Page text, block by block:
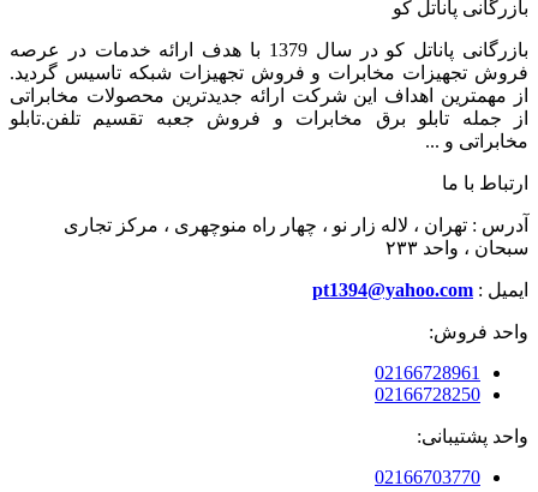
بازرگانی پاناتل کو
بازرگانی پاناتل کو در سال 1379 با هدف ارائه خدمات در عرصه
فروش تجهیزات مخابرات و فروش تجهیزات شبکه تاسیس گردید.
از مهمترین اهداف این شرکت ارائه جدیدترین محصولات مخابراتی
از جمله تابلو برق مخابرات و فروش جعبه تقسیم تلفن.تابلو
مخابراتی و ...
ارتباط با ما
آدرس : تهران ، لاله زار نو ، چهار راه منوچهری ، مرکز تجاری
سبحان ، واحد ۲۳۳
ایمیل : pt1394@yahoo.com
واحد فروش:
02166728961
02166728250
واحد پشتیبانی:
02166703770